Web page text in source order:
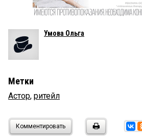
Умова Ольга
Метки
Астор, ритейл
Комментировать